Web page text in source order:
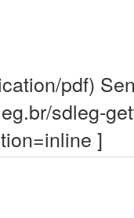
pdf)
sdleg-
]